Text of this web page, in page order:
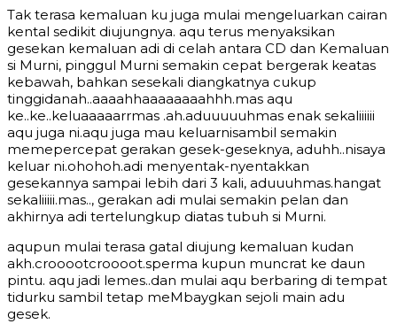
Tak terasa kemaluan ku juga mulai mengeluarkan cairan
kental sedikit diujungnya. aqu terus menyaksikan
gesekan kemaluan adi di celah antara CD dan Kemaluan
si Murni, pinggul Murni semakin cepat bergerak keatas
kebawah, bahkan sesekali diangkatnya cukup
tinggidanah..aaaahhaaaaaaaahhh.mas aqu
ke..ke..keluaaaaarrmas .ah.aduuuuuhmas enak sekaliiiiii
aqu juga ni.aqu juga mau keluarnisambil semakin
memepercepat gerakan gesek-geseknya, aduhh..nisaya
keluar ni.ohohoh.adi menyentak-nyentakkan
gesekannya sampai lebih dari 3 kali, aduuuhmas.hangat
sekaliiiii.mas.., gerakan adi mulai semakin pelan dan
akhirnya adi tertelungkup diatas tubuh si Murni.
aqupun mulai terasa gatal diujung kemaluan kudan
akh.crooootcroooot.sperma kupun muncrat ke daun
pintu. aqu jadi lemes..dan mulai aqu berbaring di tempat
tidurku sambil tetap meMbaygkan sejoli main adu
gesek.